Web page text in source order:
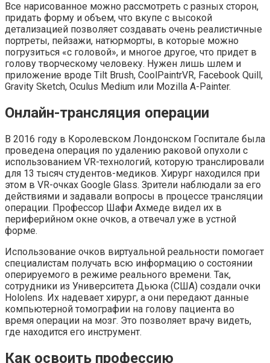
Все нарисованное можно рассмотреть с разных сторон,
придать форму и объем, что вкупе с высокой
детализацией позволяет создавать очень реалистичные
портреты, пейзажи, натюрморты, в которые можно
погрузиться «с головой», и многое другое, что придет в
голову творческому человеку. Нужен лишь шлем и
приложение вроде Tilt Brush, CoolPaintrVR, Facebook Quill,
Gravity Sketch, Oculus Medium или Mozilla A-Painter.
Онлайн-трансляция операции
В 2016 году в Королевском Лондонском Госпитале была
проведена операция по удалению раковой опухоли с
использованием VR-технологий, которую транслировали
для 13 тысяч студентов-медиков. Хирург находился при
этом в VR-очках Google Glass. Зрители наблюдали за его
действиями и задавали вопросы в процессе трансляции
операции. Профессор Шафи Ахмеде видел их в
периферийном окне очков, а отвечал уже в устной
форме.
Использование очков виртуальной реальности помогает
специалистам получать всю информацию о состоянии
оперируемого в режиме реального времени. Так,
сотрудники из Университета Дьюка (США) создали очки
Hololens. Их надевает хирург, а они передают данные
компьютерной томографии на голову пациента во
время операции на мозг. Это позволяет врачу видеть,
где находится его инструмент.
Как освоить профессию